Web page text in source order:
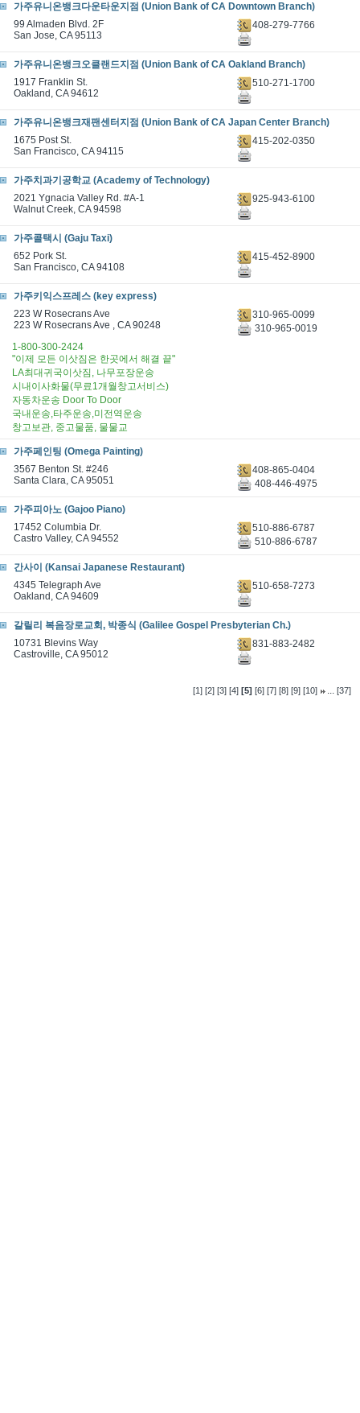
가주유니온뱅크다운타운지점 (Union Bank of CA Downtown Branch)
99 Almaden Blvd. 2F
San Jose, CA 95113
408-279-7766
가주유니온뱅크오클랜드지점 (Union Bank of CA Oakland Branch)
1917 Franklin St.
Oakland, CA 94612
510-271-1700
가주유니온뱅크재팬센터지점 (Union Bank of CA Japan Center Branch)
1675 Post St.
San Francisco, CA 94115
415-202-0350
가주치과기공학교 (Academy of Technology)
2021 Ygnacia Valley Rd. #A-1
Walnut Creek, CA 94598
925-943-6100
가주콜택시 (Gaju Taxi)
652 Pork St.
San Francisco, CA 94108
415-452-8900
가주키익스프레스 (key express)
223 W Rosecrans Ave
223 W Rosecrans Ave , CA 90248
310-965-0099
310-965-0019
1-800-300-2424
"이제 모든 이삿짐은 한곳에서 해결 끝"
LA최대귀국이삿짐, 나무포장운송
시내이사화물(무료1개월창고서비스)
자동차운송 Door To Door
국내운송,타주운송,미전역운송
창고보관, 중고물품, 물물교
가주페인팅 (Omega Painting)
3567 Benton St. #246
Santa Clara, CA 95051
408-865-0404
408-446-4975
가주피아노 (Gajoo Piano)
17452 Columbia Dr.
Castro Valley, CA 94552
510-886-6787
510-886-6787
간사이 (Kansai Japanese Restaurant)
4345 Telegraph Ave
Oakland, CA 94609
510-658-7273
갈릴리 복음장로교회, 박종식 (Galilee Gospel Presbyterian Ch.)
10731 Blevins Way
Castroville, CA 95012
831-883-2482
[1] [2] [3] [4] [5] [6] [7] [8] [9] [10] ...[37]